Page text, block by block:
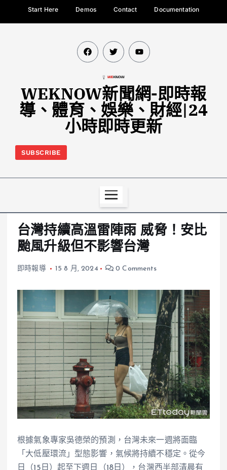
Start Here Demos Contact Documentation
WEKNOW新聞網-即時報
導、體育、娛樂、財經|24
小時即時更新
SUBSCRIBE
台灣持續高溫雷陣雨 威脅！安比
颱風升級但不影響台灣
即時報導 15 8 月, 2024 0 Comments
根據氣象專家吳德榮的預測，台灣未來一週將面臨
「大低壓環流」型態影響，氣候將持續不穩定。從今
日（15日）起至下週日（18日），台灣西半部清晨有